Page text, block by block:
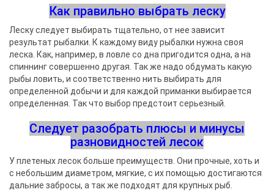
Как правильно выбрать леску
Леску следует выбирать тщательно, от нее зависит
результат рыбалки. К каждому виду рыбалки нужна своя
леска. Как, например, в ловле со дна пригодится одна, а на
спиннинг совершенно другая. Так же надо обдумать какую
рыбы ловить, и соответственно нить выбирать для
определенной добычи и для каждой приманки выбирается
определенная. Так что выбор предстоит серьезный.
Следует разобрать плюсы и минусы
разновидностей лесок
У плетеных лесок больше преимуществ. Они прочные, хоть и
с небольшим диаметром, мягкие, с их помощью достигаются
дальние забросы, а так же подходят для крупных рыб.